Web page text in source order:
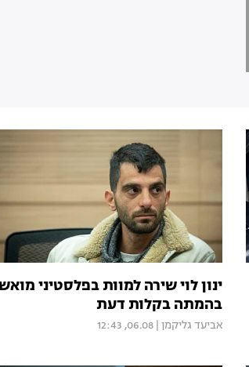
ינון לוי שירה למוות בפלסטיני
בהמתה בקלות דעת
אביעד גליקמן 06.08, 12:43